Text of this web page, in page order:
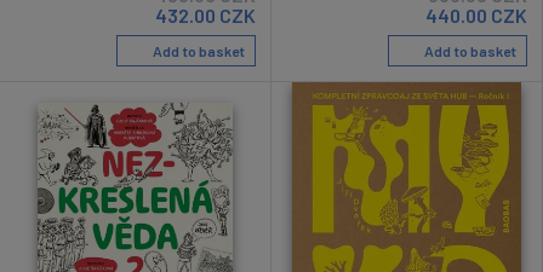
432.00 CZK
Add to basket
440.00 CZK
Add to basket